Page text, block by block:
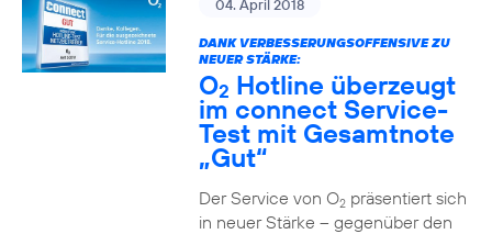
04. April 2018
DANK VERBESSERUNGSOFFENSIVE ZU
NEUER STÄRKE:
O2 Hotline überzeugt
im connect Service-
Test mit Gesamtnote
„Gut“
Der Service von O2präsentiert sich
in neuer Stärke – gegenüber den